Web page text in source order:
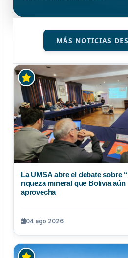
MÁS NOTICIAS
La UMSA abre el debate sobre
riqueza mineral que Bolivia aún
aprovecha
04 ago 2026